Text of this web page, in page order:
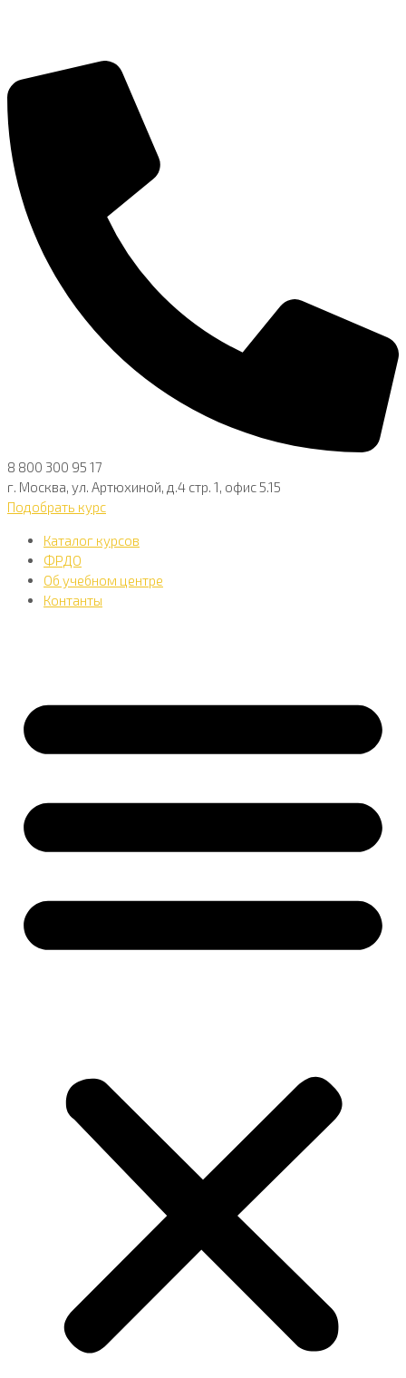
8 800 300 95 17
г. Москва, ул. Артюхиной, д.4 стр. 1, офис 5.15
Подобрать курс
Каталог курсов
ФРДО
Об учебном центре
Контанты